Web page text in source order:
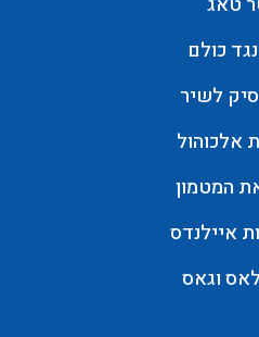
כולם
לשיר
אלכוהול
המטמון
איילנדס
לאס וגאס